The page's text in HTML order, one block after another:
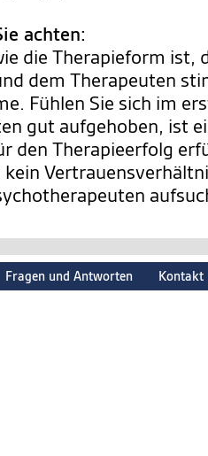
achten:
die Therapieform ist,
dem Therapeuten
Fühlen Sie sich im
gut aufgehoben, ist
den Therapieerfolg
Fragen und Antworten Kontakt